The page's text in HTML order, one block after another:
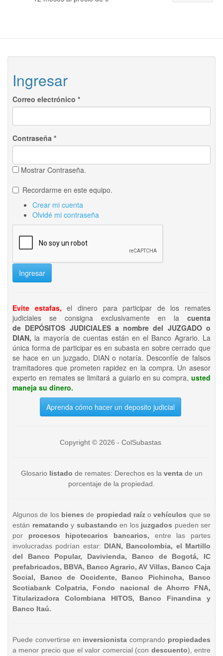
Ingresar
Correo electrónico *
Contraseña *
Mostrar Contraseña.
Recordarme en este equipo.
Crear mi cuenta
Olvidé mi contraseña
Ingresar
Evite estafas, el dinero para participar de los remates
judiciales se consigna exclusivamente en la cuenta
de DEPÓSITOS JUDICIALES a nombre del JUZGADO o
DIAN, la mayoría de cuentas están en el Banco Agrario. La
única forma de participar es en subasta en sobre cerrado que
se hace en un juzgado, DIAN o notaría. Desconfíe de falsos
tramitadores que prometen rapidez en la compra. Un asesor
experto en remates se limitará a guiarlo en su compra, usted
maneja su dinero.
Aprenda cómo hacer un deposito judicial
Copyright © 2026 - ColSubastas
Glosario listado de remates: Derechos es la ventade un
porcentaje de la propiedad.
Algunos de los bienesde propiedad raízo vehículos que se
están rematando y subastando en los juzgados pueden ser
por procesos hipotecarios bancarios, entre las partes
involucradas podrían estar: DIAN, Bancolombia, el Martillo
del Banco Popular, Davivienda, Banco de Bogotá, IC
prefabricados, BBVA, Banco Agrario, AV Villas, Banco Caja
Social, Banco de Occidente, Banco Pichincha, Banco
Scotiabank Colpatria, Fondo nacional de Ahorro FNA,
Titularizadora Colombiana HITOS, Banco Finandina y
Banco Itaú.
Puede convertirse en inversionista comprando propiedades
a menor precio que el valor comercial (con descuento), entre